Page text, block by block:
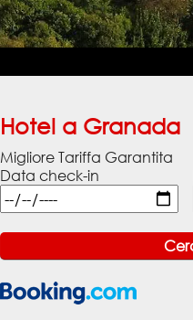
Hotel a Granada
Migliore Tariffa Garantita
Data check-in